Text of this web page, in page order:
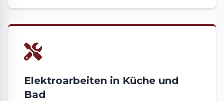
Elektroarbeiten in Küche und
Bad